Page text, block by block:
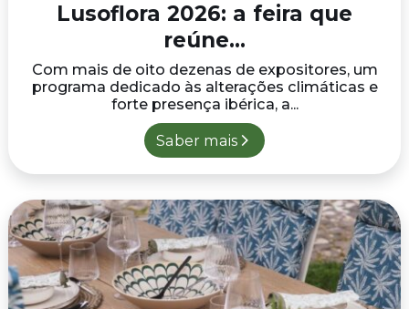
Lusoflora 2026: a feira que
reúne...
Com mais de oito dezenas de expositores, um
programa dedicado às alterações climáticas e
forte presença ibérica, a...
Saber mais